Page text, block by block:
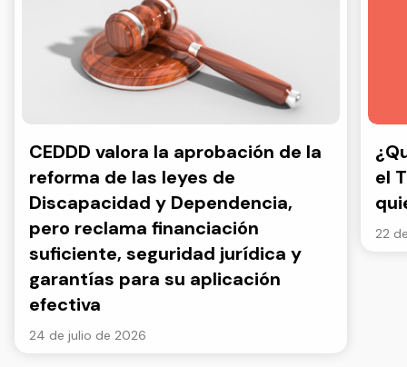
CEDDD valora la aprobación de la
reforma de las leyes de
Discapacidad y Dependencia,
pero reclama financiación
suficiente, seguridad jurídica y
garantías para su aplicación
efectiva
24 de julio de 2026
el
22